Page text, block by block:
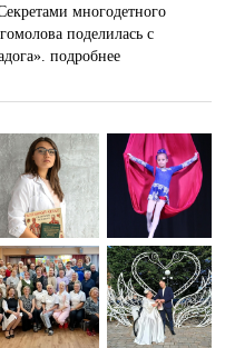
многодетного
поделилась с
подробнее